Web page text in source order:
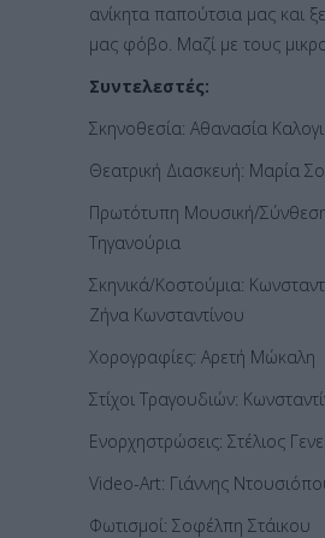
ανίκητα παπούτσια μας και
μας φόβο. Μαζί με τους
Συντελεστές:
Σκηνοθεσία: Αθανασία
Θεατρική Διασκευή: Μαρία
Πρωτότυπη Μουσική/
Τηγανούρια
Σκηνικά/Κοστούμια:
Ζήνα Κωνσταντίνου
Χορογραφίες: Αρετή Μώκαλη
Στίχοι Τραγουδιών:
Ενορχηστρώσεις: Στέλιος
Video-Art: Γιάννης
Φωτισμοί: Σοφέλπη Στάικου